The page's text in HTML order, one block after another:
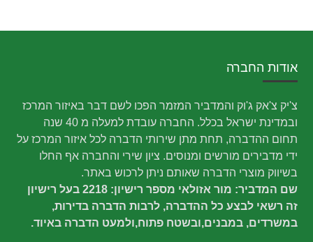
אודות החברה
צ'יק צ'אק ג'וק והמדביר המזמר הפכו לשם דבר באיזור המרכז
ובמדינת ישראל בכלל. החברה עובדת למעלה מ 40 שנה
תחום ההדברה, תחת מתן שירותי הדברה לכל איזור המרכז על
ידי מדבירים מורשים ומנוסים. ציון שירי והחברה אף החלו
בשיווק מוצרי הדברה שאותם ניתן לרכוש באתר.
שם המדביר: מור אזולאי מספר רישיון: 2218 בעל רישיון
זה רשאי לבצע כל ההדברה, לרבות הדברה בדירות,
במשרדים, במבנים,ובשטח פתוח,ולמעט הדברה באיוד.